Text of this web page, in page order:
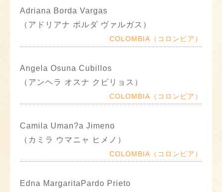
Adriana Borda Vargas
（アドリアナ ボルダ ヴァルガス）
COLOMBIA（コロンビア）
Angela Osuna Cubillos
（アンヘラ オスナ クビリョス）
COLOMBIA（コロンビア）
Camila Uman?a Jimeno
（カミラ ウマニャ ヒメノ）
COLOMBIA（コロンビア）
Edna MargaritaPardo Prieto